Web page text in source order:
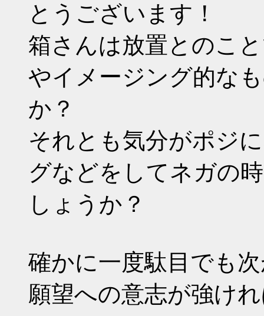
とうございます！
箱さんは放置とのこ
やイメージング的な
か？
それとも気分がポジ
グなどをしてネガの
しょうか？
確かに一度駄目でも
願望への意志が強け